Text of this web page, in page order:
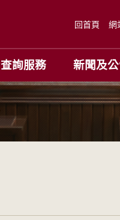
回首頁 網
查詢服務 新聞及